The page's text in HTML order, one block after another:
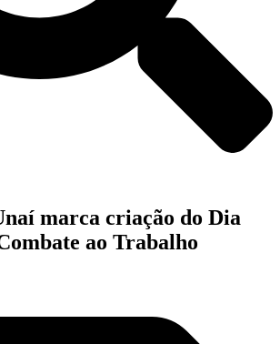
marca criação do Dia
ao Trabalho